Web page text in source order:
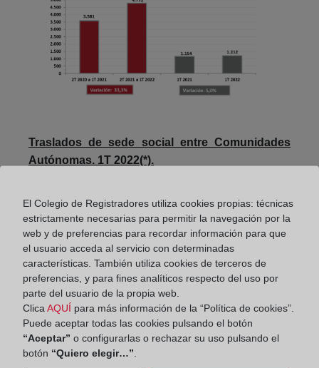
Traslados de sede social entre Comunidades
Autónomas. 1T 2022(*).
traslados de sede social entre las diversas CC.AA.
relativas al primer trimestre de 2022. Dichos
movimientos no corresponden a solicitudes de
traslado sino a confirmaciones de traslado inscritas
en el registro de destino.
Entre las Comunidades de las que se van, destaca
Madrid, con 390 salidas, seguido de Cataluña, 219,
Andalucía, 149 y Comunidad Valenciana con 109.
Sin embargo, si comparamos el saldo de entradas y
El Colegio de Registradores utiliza cookies propias: técnicas
estrictamente necesarias para permitir la navegación por la
web y de preferencias para recordar información para que
el usuario acceda al servicio con determinadas
características. También utiliza cookies de terceros de
preferencias, y para fines analíticos respecto del uso por
parte del usuario de la propia web.
Clica AQUÍ para más información de la “Política de cookies”.
Puede aceptar todas las cookies pulsando el botón
“Aceptar” o configurarlas o rechazar su uso pulsando el
botón “Quiero elegir…”